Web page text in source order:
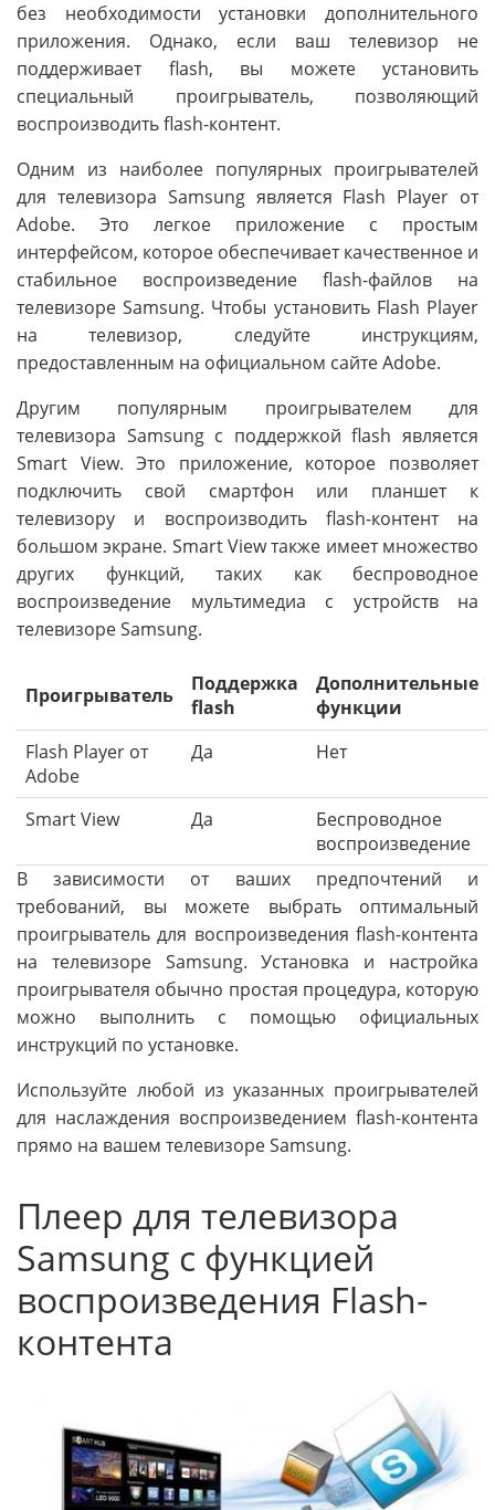
без необходимости установки дополнительного
приложения. Однако, если ваш телевизор не
поддерживает flash, вы можете установить
специальный проигрыватель, позволяющий
воспроизводить flash-контент.
Одним из наиболее популярных проигрывателей
для телевизора Samsung является Flash Player от
Adobe. Это легкое приложение с простым
интерфейсом, которое обеспечивает качественное и
стабильное воспроизведение flash-файлов на
телевизоре Samsung. Чтобы установить Flash Player
на телевизор, следуйте инструкциям,
предоставленным на официальном сайте Adobe.
Другим популярным проигрывателем для
телевизора Samsung с поддержкой flash является
Smart View. Это приложение, которое позволяет
подключить свой смартфон или планшет к
телевизору и воспроизводить flash-контент на
большом экране. Smart View также имеет множество
других функций, таких как беспроводное
воспроизведение мультимедиа с устройств на
телевизоре Samsung.
Проигрыватель
Поддержка
flash
Дополнительные
функции
Flash Player от
Adobe
Да Нет
Smart View Да
Беспроводное
воспроизведение
В зависимости от ваших предпочтений и
требований, вы можете выбрать оптимальный
проигрыватель для воспроизведения flash-контента
на телевизоре Samsung. Установка и настройка
проигрывателя обычно простая процедура, которую
можно выполнить с помощью официальных
инструкций по установке.
Используйте любой из указанных проигрывателей
для наслаждения воспроизведением flash-контента
прямо на вашем телевизоре Samsung.
Плеер для телевизора
Samsung с функцией
воспроизведения Flash-
контента